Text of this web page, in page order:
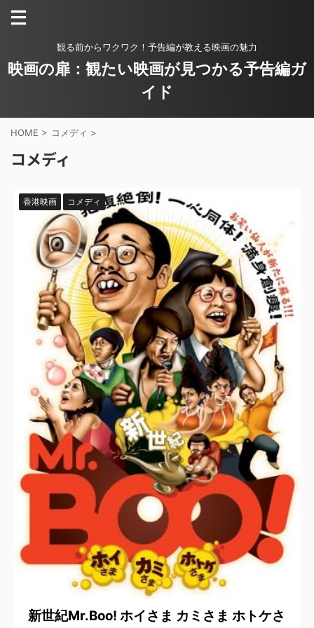
観る前からワクワク！予告編が教える映画の魅力
映画の扉：観たい映画が見つかる予告編ガ
イド
HOME > コメディ >
コメディ
香港映画 コメディ
新世紀Mr.Boo! ホイさま カミさま ホトケさ